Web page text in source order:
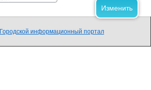
Городской информационный портал